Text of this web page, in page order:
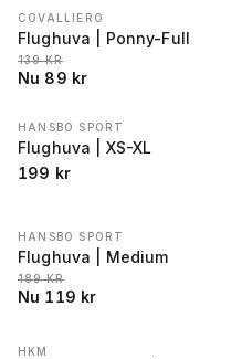
REA−36%
COVALLIERO
Flughuva | Ponny-Full
LÄGSTA PRIS 30 DAGAR FÖRE REA
139KR
Nu 89 kr
HANSBO SPORT
Flughuva | XS-XL
199 kr
REA−37 %
HANSBO SPORT
Flughuva | Medium
LÄGSTA PRIS 30 DAGAR FÖRE REA
189KR
Nu 119 kr
HKM